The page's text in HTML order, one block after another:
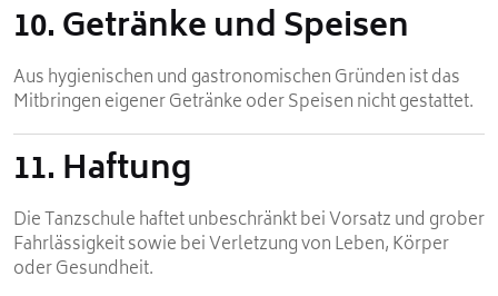
10. Getränke und Speisen
Aus hygienischen und gastronomischen Gründen ist das
Mitbringen eigener Getränke oder Speisen nicht gestattet.
11. Haftung
Die Tanzschule haftet unbeschränkt bei Vorsatz und grober
Fahrlässigkeit sowie bei Verletzung von Leben, Körper
oder Gesundheit.